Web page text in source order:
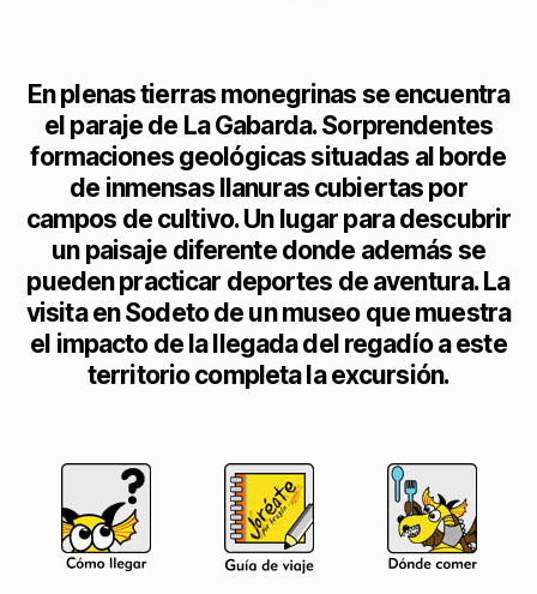
En plenas tierras monegrinas se encuentra
el paraje de La Gabarda. Sorprendentes
formaciones geológicas situadas al borde
de inmensas llanuras cubiertas por
campos de cultivo. Un lugar para descubrir
un paisaje diferente donde además se
pueden practicar deportes de aventura. La
visita en Sodeto de un museo que muestra
el impacto de la llegada del regadío a este
territorio completa la excursión.